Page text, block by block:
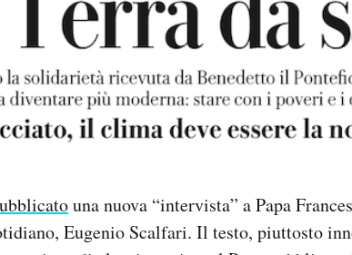
una nuova “intervista” a Papa
Eugenio Scalfari. Il testo, piuttosto